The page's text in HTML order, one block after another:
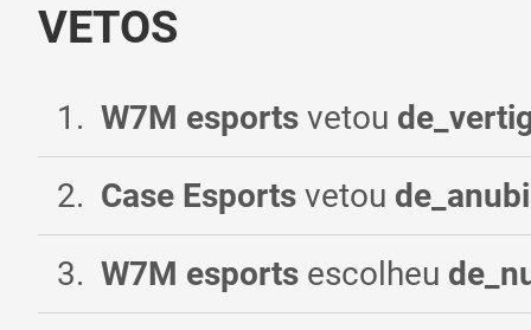
VETOS
1 . W7M esports vetou
2. Case Esports vetou
3. W7M esports escolheu